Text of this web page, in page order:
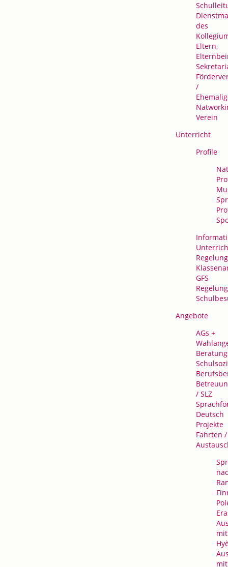
des
Eltern,
/
Verein
Unterricht
Profile
Regelung
GFS
Regelung
Angebote
AGs +
/ SLZ
Deutsch
Projekte
Fahrten /
mit
mit